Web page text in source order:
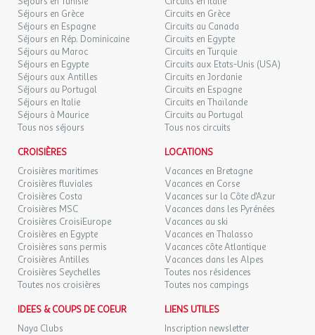
¤ Excursions
¤ Equitation
¤ Golf
¤ Galeries d'art
¤ Visite de la ville
INFORMATIONS PRATIQUES
Les informations figurant sur cette page sont données à titre
et de précisions (concernant notamment les dates de
fonctionnement), merci de contacter l'Office de Tourisme.
LES ALPILLES
Véritable âme de la Provence, LES ALPILLES s'étendent au nord
d'Arles sur plusieurs kilomètres et culmine à 500 m.
Chaîne de calcaire, aux formes taillées par le vent, LES ALPILLES
offrent un cadre naturel exceptionnel.
LES ALPILLES, c'est à la fois des villes et des villages provençaux
patrimoine riche et le berceau de produits inégalables comme
l'huile d'olive et le vin AOC côteaux de la valléee des Baux.
LUN.
05
OCT.
185 €
Retour le
07/10/2026
MAR.
06
OCT.
185 €
Retour le
08/10/2026
MER.
07
OCT.
185 €
Retour le
08
OCT.
185 €
10/10/2026
VEN.
09
OCT.
185 €
Retour le
SAM.
10
OCT.
185 €
Retour le
12/10/2026
DIM.
11
OCT.
185 €/hébergement
Séjours en Grèce
Séjours en Espagne
Séjours en Rép. Dominicaine
Séjours au Maroc
Séjours en Egypte
Séjours aux Antilles
Séjours au Portugal
Séjours en Italie
Séjours à Maurice
Tous nos séjours
Circuits en Grèce
Circuits au Canada
Circuits en Egypte
Circuits en Turquie
Circuits aux Etats-Unis (USA)
Circuits en Jordanie
Circuits en Espagne
Circuits en Thaïlande
Circuits au Portugal
Tous nos circuits
CROISIÈRES
Croisières maritimes
Croisières fluviales
Croisières Costa
Croisières MSC
Croisières CroisiEurope
Croisières en Egypte
Croisières sans permis
Croisières Antilles
Croisières Seychelles
Toutes nos croisières
LOCATIONS
Vacances en Bretagne
Vacances en Corse
Vacances sur la Côte d'Azur
Vacances dans les Pyrénées
Vacances au ski
Vacances en Thalasso
Vacances côte Atlantique
Vacances dans les Alpes
Toutes nos résidences
Toutes nos campings
IDEES & COUPS DE COEUR
Naya Clubs
LIENS UTILES
Inscription newsletter